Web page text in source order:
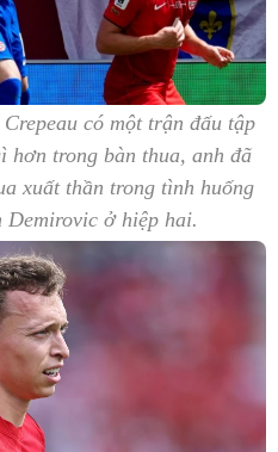
có một trận đấu tập
hơn trong bàn thua, anh đã
xuất thần trong tình huống
ở hiệp hai.